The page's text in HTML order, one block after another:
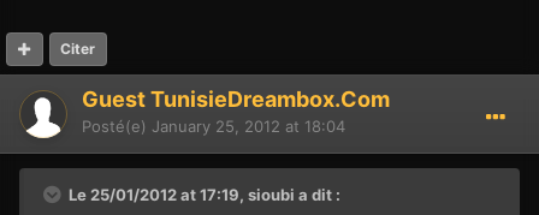
Citer
Guest TunisieDreambox.Com
Posté(e) January 25, 2012 at 18:04
Le 25/01/2012 at 17:19, sioubi a dit :